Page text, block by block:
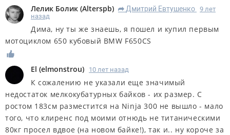
Лелик Болик (Alterspb) R Дмитрий Евтушенко 9 лет
назад
Дима, ну ты же знаешь, я пошел и купил первым
мотоциклом 650 кубовый BMW F650CS
El (elmonstrou) 10 лет назад
К сожалению не указали еще значимый
недостаток мелкокубатурных байков - их размер. С
ростом 183см разместится на Ninja 300 не вышло - мало
того, что клиренс под моими отнюдь не титаническими
80кг просел вдвое (на новом байке!), так и.. ну короче за